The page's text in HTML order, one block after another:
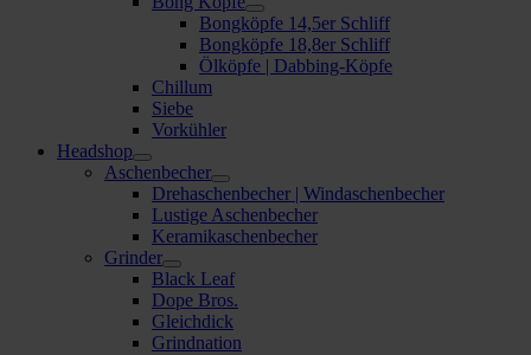
Bongköpfe 14,5er Schliff
Bongköpfe 18,8er Schliff
Ölköpfe | Dabbing-Köpfe
Chillum
Siebe
Vorkühler
Headshop
Aschenbecher
Drehaschenbecher | Windaschenbecher
Lustige Aschenbecher
Keramikaschenbecher
Grinder
Black Leaf
Dope Bros.
Gleichdick
Grindnation